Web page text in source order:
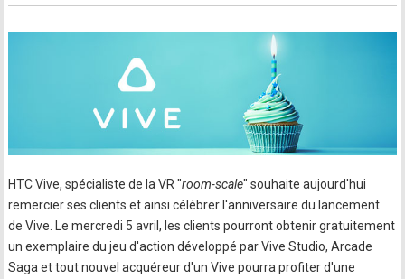
HTC Vive, spécialiste de la VR "room-scale" souhaite aujourd'hui
remercier ses clients et ainsi célébrer l'anniversaire du lancement
de Vive. Le mercredi 5 avril, les clients pourront obtenir gratuitement
un exemplaire du jeu d'action développé par Vive Studio, Arcade
Saga et tout nouvel acquéreur d'un Vive pourra profiter d'une